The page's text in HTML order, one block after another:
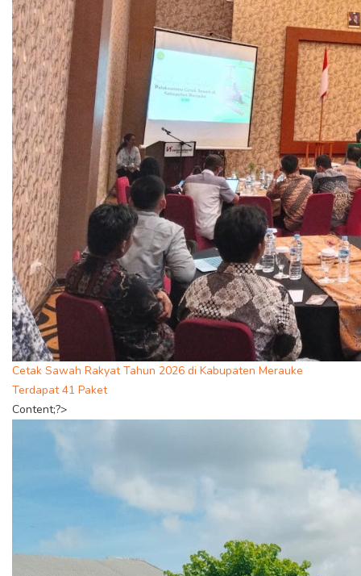
Cetak Sawah Rakyat Tahun 2026 di Kabupaten Merauke
Terdapat 41 Paket
Content;?>